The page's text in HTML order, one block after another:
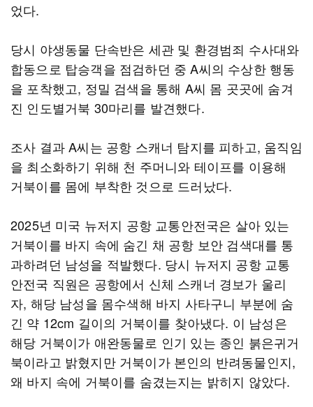
었다.
당시 야생동물 단속반은 세관 및 환경범죄 수사대와
합동으로 탑승객을 점검하던 중 A씨의 수상한 행동
을 포착했고, 정밀 검색을 통해 A씨 몸 곳곳에 숨겨
진 인도별거북 30마리를 발견했다.
조사 결과 A씨는 공항 스캐너 탐지를 피하고, 움직임
을 최소화하기 위해 천 주머니와 테이프를 이용해
거북이를 몸에 부착한 것으로 드러났다.
2025년 미국 뉴저지 공항 교통안전국은 살아 있는
거북이를 바지 속에 숨긴 채 공항 보안 검색대를 통
과하려던 남성을 적발했다. 당시 뉴저지 공항 교통
안전국 직원은 공항에서 신체 스캐너 경보가 울리
자, 해당 남성을 몸수색해 바지 사타구니 부분에 숨
긴 약 12cm 길이의 거북이를 찾아냈다. 이 남성은
해당 거북이가 애완동물로 인기 있는 종인 붉은귀거
북이라고 밝혔지만 거북이가 본인의 반려동물인지,
왜 바지 속에 거북이를 숨겼는지는 밝히지 않았다.